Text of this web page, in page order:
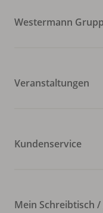
Westermann
Veranstaltungen
Kundenservice
Mein Schreibtisch